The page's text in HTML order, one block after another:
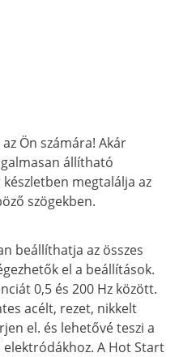
Ön számára! Akár
állítható
megtalálja az
szögekben.
beállíthatja az összes
el a beállítások.
0,5 és 200 Hz között.
acélt, rezet, nikkelt
el. és lehetővé teszi a
A Hot Start